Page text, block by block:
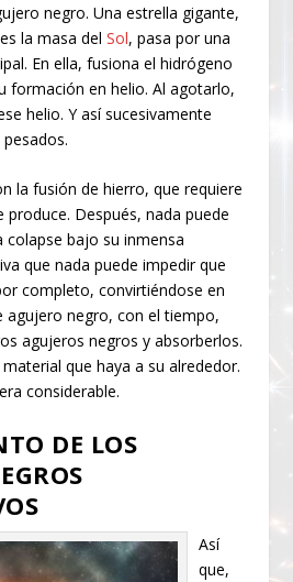
negro. Una estrella gigante,
la masa delSol, pasa por una
En ella, fusiona el hidrógeno
formación en helio. Al agotarlo,
helio. Y así sucesivamente
la fusión de hierro, que requiere
produce. Después, nada puede
colapse bajo su inmensa
que nada puede impedir que
completo, convirtiéndose en
agujero negro, con el tiempo,
agujeros negros y absorberlos.
que haya a su alrededor.
considerable.
DE LOS
Así
que,